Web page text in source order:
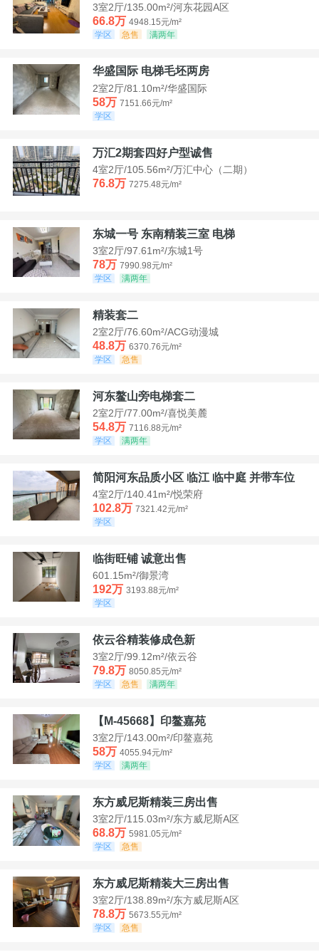
3室2厅/135.00m²/河东花园A区
66.8万 4948.15元/m²
学区
急售 满两年
华盛国际 电梯毛坯两房
2室2厅/81.10m²/华盛国际
58万 7151.66元/m²
学区
万汇2期套四好户型诚售
4室2厅/105.56m²/万汇中心（二期）
76.8万 7275.48元/m²
东城一号 东南精装三室 电梯
3室2厅/97.61m²/东城1号
78万 7990.98元/m²
学区
满两年
精装套二
2室2厅/76.60m²/ACG动漫城
48.8万 6370.76元/m²
学区
急售
河东鳌山旁电梯套二
2室2厅/77.00m²/喜悦美麓
54.8万 7116.88元/m²
学区
满两年
简阳河东品质小区 临江 临中庭 并带车位
4室2厅/140.41m²/悦荣府
102.8万 7321.42元/m²
学区
临街旺铺 诚意出售
601.15m²/御景湾
192万 3193.88元/m²
学区
依云谷精装修成色新
3室2厅/99.12m²/依云谷
79.8万 8050.85元/m²
学区
急售 满两年
【M-45668】印鳌嘉苑
3室2厅/143.00m²/印鳌嘉苑
58万 4055.94元/m²
学区
满两年
东方威尼斯精装三房出售
3室2厅/115.03m²/东方威尼斯A区
68.8万 5981.05元/m²
学区
急售
东方威尼斯精装大三房出售
3室2厅/138.89m²/东方威尼斯A区
78.8万 5673.55元/m²
学区
急售